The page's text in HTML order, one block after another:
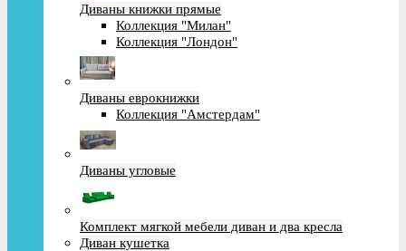
Диваны книжки прямые
Коллекция "Милан"
Коллекция "Лондон"
Диваны еврокнижки
Коллекция "Амстердам"
Диваны угловые
Комплект мягкой мебели диван и два кресла
Диван кушетка